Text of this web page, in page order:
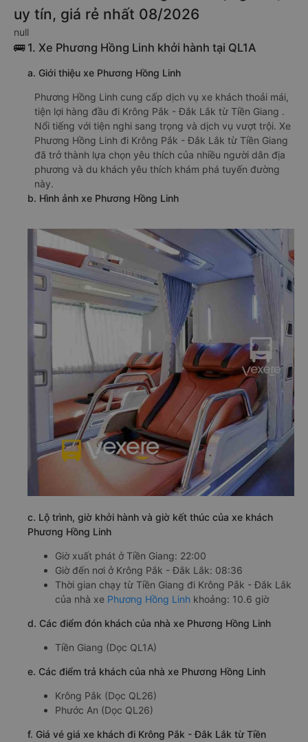
uy tín, giá rẻ nhất 08/2026
null
🚌 1. Xe Phương Hồng Linh khởi hành tại QL1A
a. Giới thiệu xe Phương Hồng Linh
Phương Hồng Linh cung cấp dịch vụ xe khách thoải mái,
tiện lợi hàng đầu đi Krông Pắk - Đắk Lắk từ Tiền Giang .
Nổi tiếng với tiện nghi sang trọng và dịch vụ vượt trội. Xe
Phương Hồng Linh đi Krông Pắk - Đắk Lắk từ Tiền Giang
đã trở thành lựa chọn yêu thích của nhiều người dân địa
phương và du khách yêu thích khám phá tuyến đường
này.
b. Hình ảnh xe Phương Hồng Linh
c. Lộ trình, giờ khởi hành và giờ kết thúc của xe khách
Phương Hồng Linh
Giờ xuất phát ở Tiền Giang: 22:00
Giờ đến nơi ở Krông Pắk - Đắk Lắk: 08:36
Thời gian chạy từ Tiền Giang đi Krông Pắk - Đắk Lắk
của nhà xe Phương Hồng Linh khoảng: 10.6 giờ
d. Các điểm đón khách của nhà xe Phương Hồng Linh
Tiền Giang (Dọc QL1A)
e. Các điểm trả khách của nhà xe Phương Hồng Linh
Krông Pắk (Dọc QL26)
Phước An (Dọc QL26)
f. Giá vé giá xe khách đi Krông Pắk - Đắk Lắk từ Tiền